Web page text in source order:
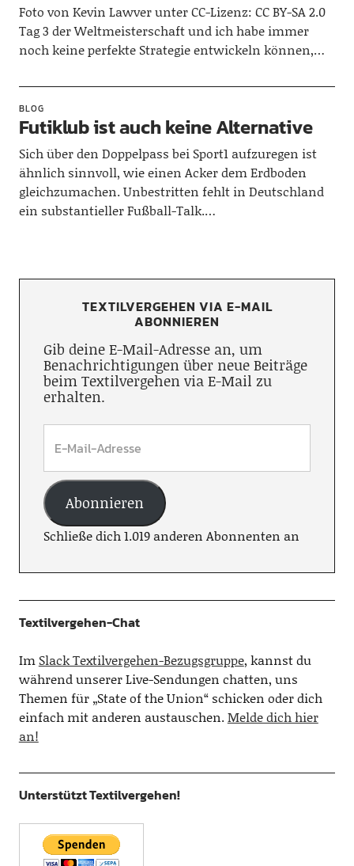
Foto von Kevin Lawver unter CC-Lizenz: CC BY-SA 2.0
Tag 3 der Weltmeisterschaft und ich habe immer
noch keine perfekte Strategie entwickeln können,…
BLOG
Futiklub ist auch keine Alternative
Sich über den Doppelpass bei Sport1 aufzuregen ist
ähnlich sinnvoll, wie einen Acker dem Erdboden
gleichzumachen. Unbestritten fehlt in Deutschland
ein substantieller Fußball-Talk.…
TEXTILVERGEHEN VIA E-MAIL
ABONNIEREN
Gib deine E-Mail-Adresse an, um
Benachrichtigungen über neue Beiträge
beim Textilvergehen via E-Mail zu
erhalten.
Abonnieren
Schließe dich 1.019 anderen Abonnenten an
Textilvergehen-Chat
Im Slack Textilvergehen-Bezugsgruppe, kannst du
während unserer Live-Sendungen chatten, uns
Themen für „State of the Union“ schicken oder dich
einfach mit anderen austauschen.Melde dich hier
an!
Unterstützt Textilvergehen!